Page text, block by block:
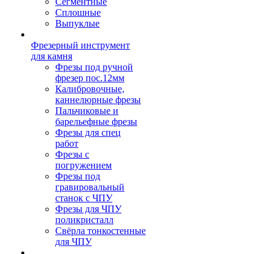
Сплошные
Выпуклые
Фрезерный инструмент
для камня
Фрезы под ручной
фрезер пос.12мм
Калибровочные,
каннелюрные фрезы
Пальчиковые и
барельефные фрезы
Фрезы для спец
работ
Фрезы с
погружением
Фрезы под
гравировальный
станок с ЧПУ
Фрезы для ЧПУ
поликристалл
Свёрла тонкостенные
для ЧПУ